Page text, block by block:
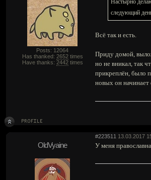
Posts: 12064
Has thanked: 2652times
Have thanks: 2442times
следующий
Всё так и есть.
Приду домой,
но не вникал, так
прикреплён, было
новых он начинает
#223511 13.03.2017
OldVyaine У меня